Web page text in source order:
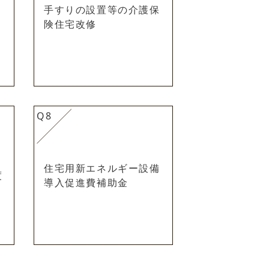
手すりの設置等の介護保
険住宅改修
住宅用新エネルギー設備
導入促進費補助金
Q8